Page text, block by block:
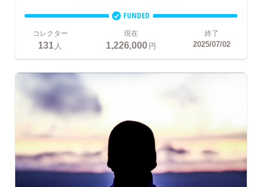
FUNDED
コレクター
131 人
現在
1,226,000円
終了
2025/07/02